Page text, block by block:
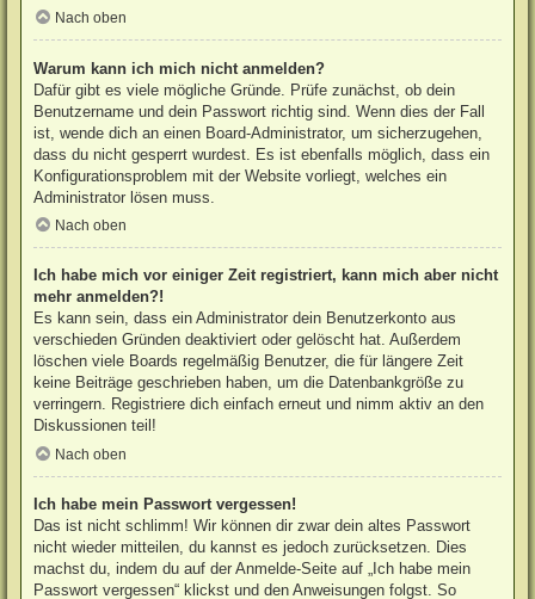
Nach oben
Warum kann ich mich nicht anmelden?
Dafür gibt es viele mögliche Gründe. Prüfe zunächst, ob dein
Benutzername und dein Passwort richtig sind. Wenn dies der Fall
ist, wende dich an einen Board-Administrator, um sicherzugehen,
dass du nicht gesperrt wurdest. Es ist ebenfalls möglich, dass ein
Konfigurationsproblem mit der Website vorliegt, welches ein
Administrator lösen muss.
Nach oben
Ich habe mich vor einiger Zeit registriert, kann mich aber nicht
mehr anmelden?!
Es kann sein, dass ein Administrator dein Benutzerkonto aus
verschieden Gründen deaktiviert oder gelöscht hat. Außerdem
löschen viele Boards regelmäßig Benutzer, die für längere Zeit
keine Beiträge geschrieben haben, um die Datenbankgröße zu
verringern. Registriere dich einfach erneut und nimm aktiv an den
Diskussionen teil!
Nach oben
Ich habe mein Passwort vergessen!
Das ist nicht schlimm! Wir können dir zwar dein altes Passwort
nicht wieder mitteilen, du kannst es jedoch zurücksetzen. Dies
machst du, indem du auf der Anmelde-Seite auf „Ich habe mein
Passwort vergessen“ klickst und den Anweisungen folgst. So